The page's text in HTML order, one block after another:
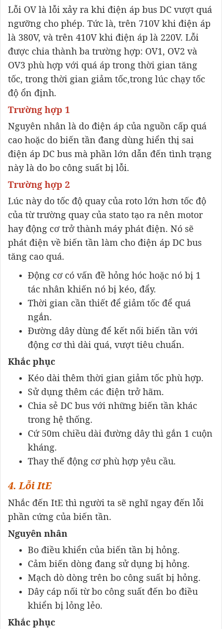
Lỗi OV là lỗi xảy ra khi điện áp bus DC vượt quá
ngưỡng cho phép. Tức là, trên 710V khi điện áp
là 380V, và trên 410V khi điện áp là 220V. Lỗi
được chia thành ba trường hợp: OV1, OV2 và
OV3 phù hợp với quá áp trong thời gian tăng
tốc, trong thời gian giảm tốc,trong lúc chạy tốc
độ ổn định.
Trường hợp 1
Nguyên nhân là do điện áp của nguồn cấp quá
cao hoặc do biến tần đang dùng hiển thị sai
điện áp DC bus mà phần lớn dẫn đến tình trạng
này là do bo công suất bị lỗi.
Trường hợp 2
Lúc này do tốc độ quay của roto lớn hơn tốc độ
của từ trường quay của stato tạo ra nên motor
hay động cơ trở thành máy phát điện. Nó sẽ
phát điện về biến tần làm cho điện áp DC bus
tăng cao quá.
Động cơ có vấn đề hỏng hóc hoặc nó bị 1
tác nhân khiến nó bị kéo, đẩy.
Thời gian cần thiết để giảm tốc để quá
ngắn.
Đường dây dùng để kết nối biến tần với
động cơ thì dài quá, vượt tiêu chuẩn.
Khắc phục
Kéo dài thêm thời gian giảm tốc phù hợp.
Sử dụng thêm các điện trở hãm.
Chia sẻ DC bus với những biến tần khác
trong hệ thống.
Cứ 50m chiều dài đường dây thì gắn 1 cuộn
kháng.
Thay thế động cơ phù hợp yêu cầu.
4. Lỗi ItE
Nhắc đến ItE thì người ta sẽ nghĩ ngay đến lỗi
phần cứng của biến tần.
Nguyên nhân
Bo điều khiển của biến tần bị hỏng.
Cảm biến dòng đang sử dụng bị hỏng.
Mạch dò dòng trên bo công suất bị hỏng.
Dây cáp nối từ bo công suất đến bo điều
khiển bị lỏng lẻo.
Khắc phục